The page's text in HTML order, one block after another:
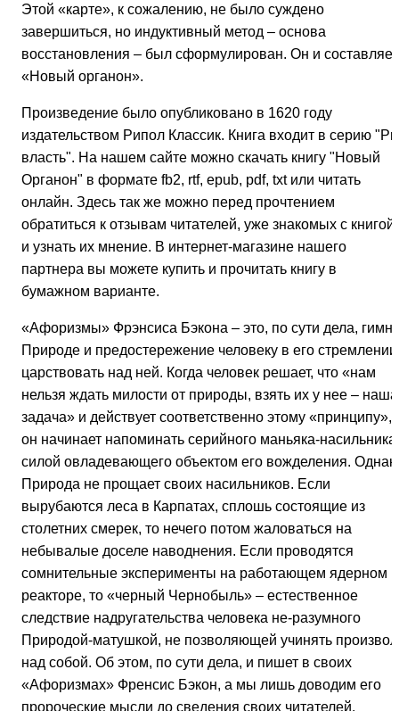
Этой «карте», к сожалению, не было суждено
завершиться, но индуктивный метод – основа
восстановления – был сформулирован. Он и составляет
«Новый органон».
Произведение было опубликовано в 1620 году
издательством Рипол Классик. Книга входит в серию
власть". На нашем сайте можно скачать книгу "Новый
Органон" в формате fb2, rtf, epub, pdf, txt или читать
онлайн. Здесь так же можно перед прочтением
обратиться к отзывам читателей, уже знакомых с книгой,
и узнать их мнение. В интернет-магазине нашего
партнера вы можете купить и прочитать книгу в
бумажном варианте.
«Афоризмы» Фрэнсиса Бэкона – это, по сути дела, гимн
Природе и предостережение человеку в его стремлении
царствовать над ней. Когда человек решает, что «нам
нельзя ждать милости от природы, взять их у нее – наша
задача» и действует соответственно этому «принципу»,
он начинает напоминать серийного маньяка-насильника,
силой овладевающего объектом его вожделения.
Природа не прощает своих насильников. Если
вырубаются леса в Карпатах, сплошь состоящие из
столетних смерек, то нечего потом жаловаться на
небывалые доселе наводнения. Если проводятся
сомнительные эксперименты на работающем ядерном
реакторе, то «черный Чернобыль» – естественное
следствие надругательства человека не-разумного
Природой-матушкой, не позволяющей учинять произвол
над собой. Об этом, по сути дела, и пишет в своих
«Афоризмах» Френсис Бэкон, а мы лишь доводим его
пророческие мысли до сведения своих читателей.